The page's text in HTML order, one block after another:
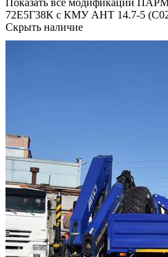
Показать все модификации
72Е5Г38К с КМУ АНТ 14.7-5
Скрыть наличие